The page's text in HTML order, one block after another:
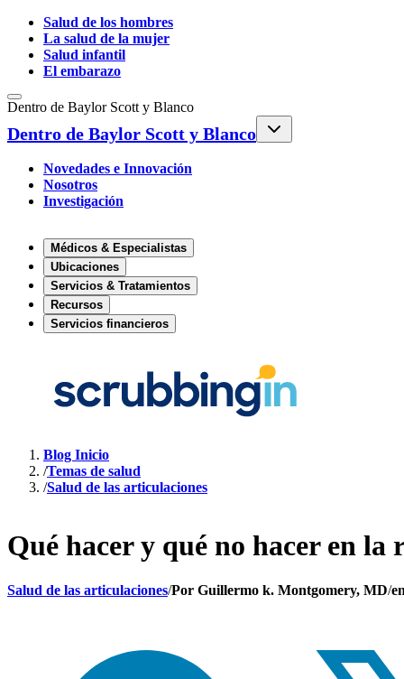
Salud de los hombres
La salud de la mujer
Salud infantil
El embarazo
Dentro de Baylor Scott y Blanco
Dentro de Baylor Scott y Blanco
Novedades e Innovación
Nosotros
Investigación
Médicos & Especialistas
Ubicaciones
Servicios & Tratamientos
Recursos
Servicios financieros
Blog Inicio
/Temas de salud
/Salud de las articulaciones
Qué hacer y qué no hacer en
Salud de las articulaciones/Por Guillermo k. Montgomery, MD/